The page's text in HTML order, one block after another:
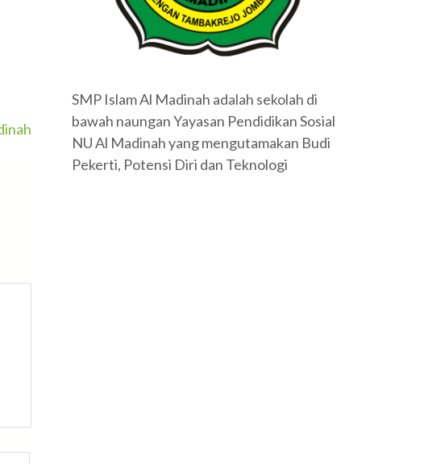
SMP Islam Al Madinah adalah sekolah di
bawah naungan Yayasan Pendidikan Sosial
NU Al Madinah yang mengutamakan Budi
Pekerti, Potensi Diri dan Teknologi